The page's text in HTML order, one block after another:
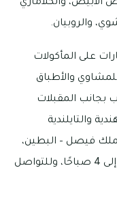
الأبيض، والكلاماري
والروبيان.
على المأكولات
والأطباق
بجانب المقبلات
والتايلندية
فيصل – البطين،
ومواعيد عمله تبدأ من الساعة 6 مساءً إلى 4 صباحًا، وللتواصل